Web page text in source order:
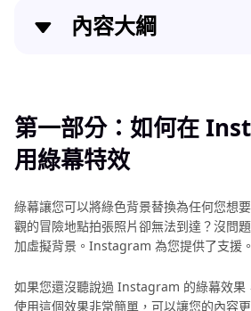
內容大綱
第二部分：如何在 Instagram
第三部分：創建綠幕的最佳方法：
第四部分：Instagram 綠幕常見問
第一部分：如何在
用綠幕特效
綠幕讓您可以將綠色背景替換為任何您想
觀的冒險地點拍張照片卻無法到達？沒問
加虛擬背景。Instagram 為您提供了支援。
如果您還沒聽說過 Instagram 的綠幕效果
使用這個效果非常簡單，可以讓您的內容